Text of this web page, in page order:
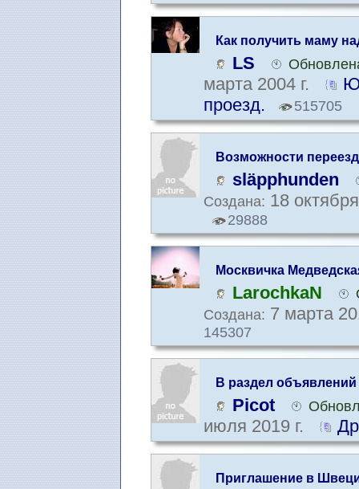
Как получить маму
LS
марта 2004 г.
проезд.
515705
Возможности
Швеции
släpphunden
Создана: 18
29888
Москвичка
Швеции. Обсуждение
LarochkaN
Создана: 7 марта
145307
В раздел
Picot
июля 2019 г.
Приглашение в